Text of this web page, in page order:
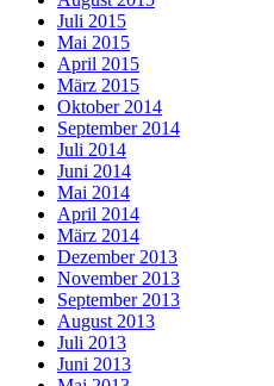
Juli 2015
Mai 2015
April 2015
März 2015
Oktober 2014
September 2014
Juli 2014
Juni 2014
Mai 2014
April 2014
März 2014
Dezember 2013
November 2013
September 2013
August 2013
Juli 2013
Juni 2013